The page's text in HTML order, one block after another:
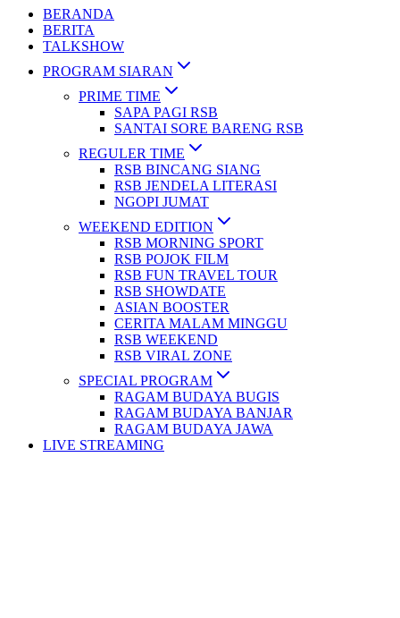
BERANDA
BERITA
TALKSHOW
PROGRAM SIARAN
PRIME TIME
SAPA PAGI RSB
SANTAI SORE BARENG RSB
REGULER TIME
RSB BINCANG SIANG
RSB JENDELA LITERASI
NGOPI JUMAT
WEEKEND EDITION
RSB MORNING SPORT
RSB POJOK FILM
RSB FUN TRAVEL TOUR
RSB SHOWDATE
ASIAN BOOSTER
CERITA MALAM MINGGU
RSB WEEKEND
RSB VIRAL ZONE
SPECIAL PROGRAM
RAGAM BUDAYA BUGIS
RAGAM BUDAYA BANJAR
RAGAM BUDAYA JAWA
LIVE STREAMING